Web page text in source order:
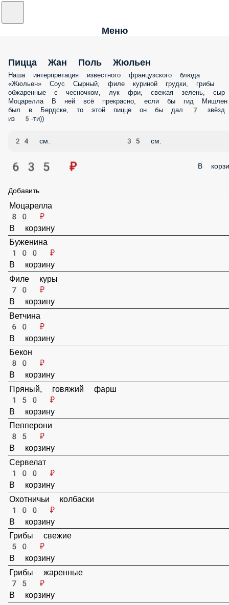
Меню
Пицца Жан Поль Жюльен
Наша интерпретация известного французского блюда «Жюльен»
Сырный, филе куриной грудки, грибы обжаренные с чесночком, лук
фри, свежая зелень, сыр Моцарелла В ней всё прекрасно, если бы
Мишлен был в Бердске, то этой пицце он бы дал 7 звёзд из 5-ти))
24 см.
635 ₽
Добавить
Моцарелла
80 ₽
В корзину
Буженина
100 ₽
В корзину
Филе куры
70 ₽
В корзину
Ветчина
60 ₽
В корзину
Бекон
80 ₽
Пряный, говяжий фарш
150 ₽
В корзину
Пепперони
85 ₽
В корзину
Сервелат
100 ₽
В корзину
Охотничьи колбаски
100 ₽
В корзину